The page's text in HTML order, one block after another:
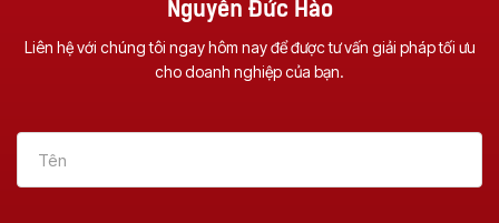
Một Chiếc Máy
Photocopy Đa
Chức Năng ?
CỦA MÁY
NÊN BIẾT!!!!
Nguyễn Đức Hào
Liên hệ với chúng tôi ngay hôm nay để được tư vấn giải pháp tối ưu
cho doanh nghiệp của bạn.